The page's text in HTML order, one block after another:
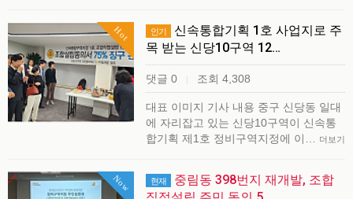
Hot 인기
신속통합기획 1호 사업지로 주
목 받는 신당10구역 12…
댓글 0 조회 4,308
대표 이미지 기사 내용 중구 신당동 일대
에 자리잡고 있는 신당10구역이 신속통
합기획 제1호 정비구역지정에 이… 더보기
Now 현재
중림동 398번지 재개발, 조합